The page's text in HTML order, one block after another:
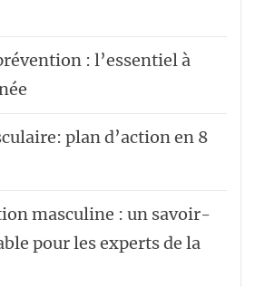
: l’essentiel à
plan d’action en 8
masculine : un savoir-
pour les experts de la